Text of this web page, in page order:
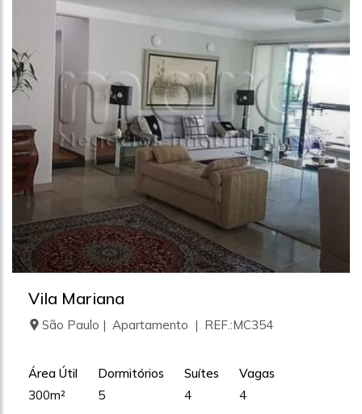
Vila Mariana
São Paulo | Apartamento | REF.:MC354
Área Útil
300m²
Dormitórios
5
Suítes
4
Vagas
4